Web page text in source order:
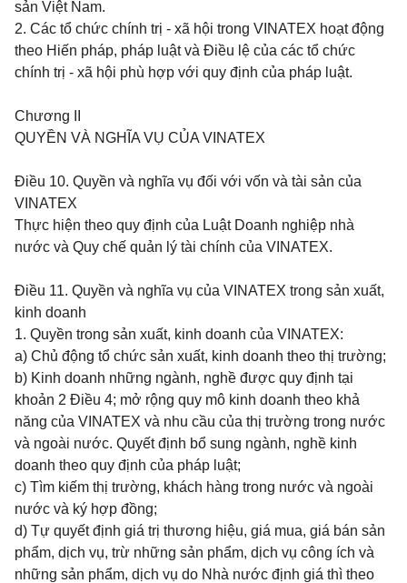
sản Việt Nam.
2. Các tổ chức chính trị - xã hội trong VINATEX hoạt động
theo Hiến pháp, pháp luật và Điều lệ của các tổ chức
chính trị - xã hội phù hợp với quy định của pháp luật.
Chương II
QUYỀN VÀ NGHĨA VỤ CỦA VINATEX
Điều 10. Quyền và nghĩa vụ đối với vốn và tài sản của
VINATEX
Thực hiện theo quy định của Luật Doanh nghiệp nhà
nước và Quy chế quản lý tài chính của VINATEX.
Điều 11. Quyền và nghĩa vụ của VINATEX trong sản xuất,
kinh doanh
1. Quyền trong sản xuất, kinh doanh của VINATEX:
a) Chủ động tổ chức sản xuất, kinh doanh theo thị trường;
b) Kinh doanh những ngành, nghề được quy định tại
khoản 2 Điều 4; mở rộng quy mô kinh doanh theo khả
năng của VINATEX và nhu cầu của thị trường trong nước
và ngoài nước. Quyết định bổ sung ngành, nghề kinh
doanh theo quy định của pháp luật;
c) Tìm kiếm thị trường, khách hàng trong nước và ngoài
nước và ký hợp đồng;
d) Tự quyết định giá trị thương hiệu, giá mua, giá bán sản
phẩm, dịch vụ, trừ những sản phẩm, dịch vụ công ích và
những sản phẩm, dịch vụ do Nhà nước định giá thì theo